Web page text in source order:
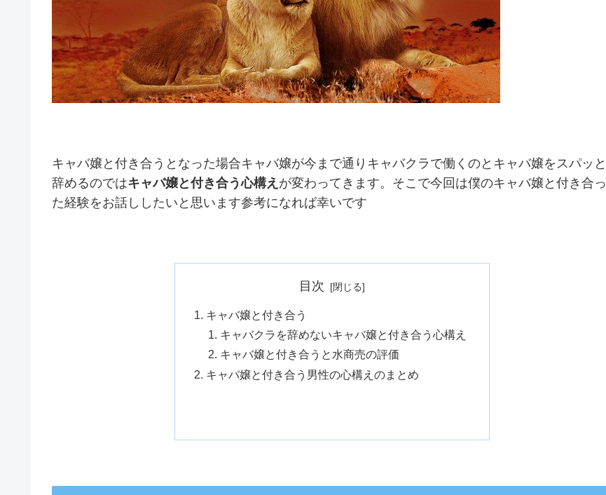
キャバ嬢と付き合うとなった場合キャバ嬢が今まで通りキャバクラで働くのとキャバ嬢をスパッと
辞めるのではキャバ嬢と付き合う心構え が変わってきます。そこで今回は僕のキャバ嬢と付き合っ
た経験をお話ししたいと思います参考になれば幸いです
目次
キャバ嬢と付き合う
キャバクラを辞めないキャバ嬢と付き合う心構え
キャバ嬢と付き合うと水商売の評価
キャバ嬢と付き合う男性の心構えのまとめ